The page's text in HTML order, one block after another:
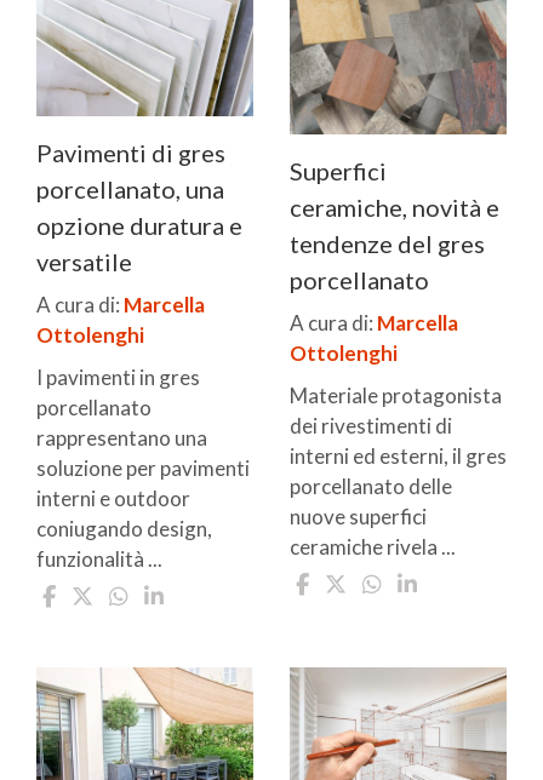
Pavimenti di gres
porcellanato, una
opzione duratura e
versatile
A cura di: Marcella
Ottolenghi
I pavimenti in gres
porcellanato
rappresentano una
soluzione per pavimenti
interni e outdoor
coniugando design,
funzionalità ...
Superfici
ceramiche, novità e
tendenze del gres
porcellanato
A cura di: Marcella
Ottolenghi
Materiale protagonista
dei rivestimenti di
interni ed esterni, il gres
porcellanato delle
nuove superfici
ceramiche rivela ...